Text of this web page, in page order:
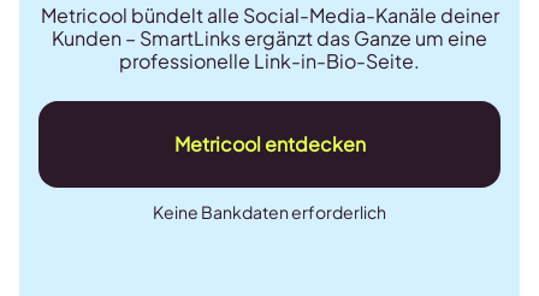
Metricool bündelt alle Social-Media-Kanäle deiner
Kunden – SmartLinks ergänzt das Ganze um eine
professionelle Link-in-Bio-Seite.
Metricool entdecken
Keine Bankdaten erforderlich